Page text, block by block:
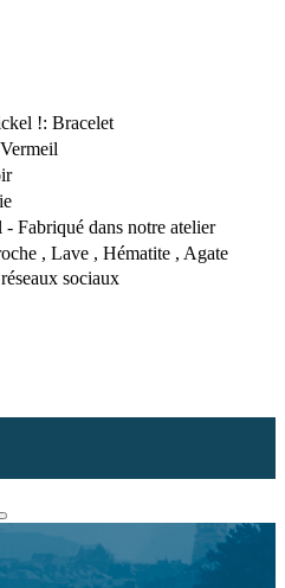
!: Bracelet
Vermeil
- Fabriqué dans notre atelier
, Lave , Hématite , Agate
sociaux